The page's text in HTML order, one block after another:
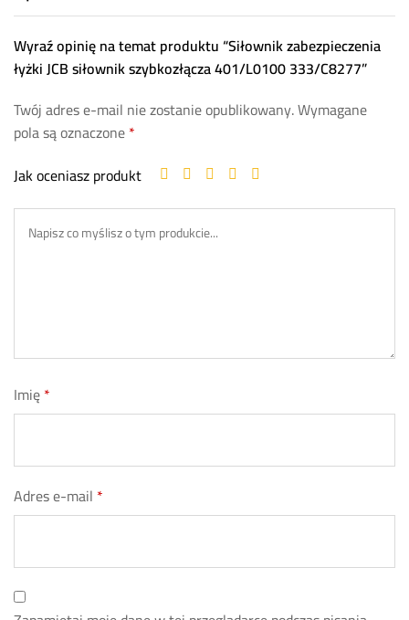
Wyraź opinię na temat produktu “Siłownik zabezpieczenia
łyżki JCB siłownik szybkozłącza 401/L0100 333/C8277”
Twój adres e-mail nie zostanie opublikowany.Wymagane
pola są oznaczone*
Jak oceniasz produkt
Imię*
Adres e-mail *